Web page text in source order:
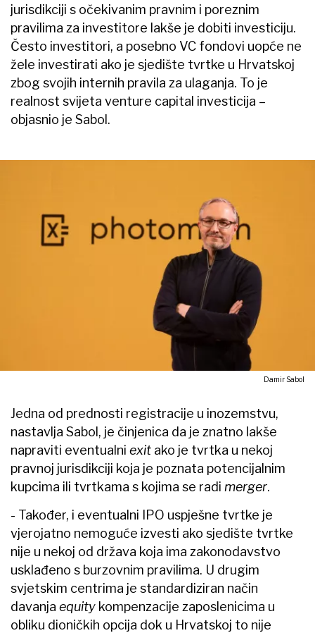
jurisdikciji s očekivanim pravnim i poreznim
pravilima za investitore lakše je dobiti investiciju.
Često investitori, a posebno VC fondovi uopće ne
žele investirati ako je sjedište tvrtke u Hrvatskoj
zbog svojih internih pravila za ulaganja. To je
realnost svijeta venture capital investicija –
objasnio je Sabol.
Damir Sabol
Jedna od prednosti registracije u inozemstvu,
nastavlja Sabol, je činjenica da je znatno lakše
napraviti eventualni exit ako je tvrtka u nekoj
pravnoj jurisdikciji koja je poznata potencijalnim
kupcima ili tvrtkama s kojima se radi merger.
- Također, i eventualni IPO uspješne tvrtke je
vjerojatno nemoguće izvesti ako sjedište tvrtke
nije u nekoj od država koja ima zakonodavstvo
usklađeno s burzovnim pravilima. U drugim
svjetskim centrima je standardiziran način
davanja equity kompenzacije zaposlenicima u
obliku dioničkih opcija dok u Hrvatskoj to nije